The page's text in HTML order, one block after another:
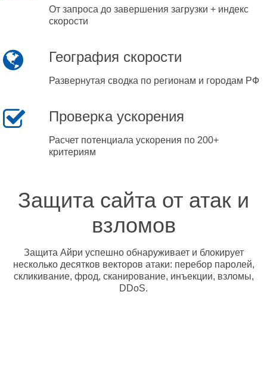
От запроса до завершения загрузки + индекс
скорости
География скорости
Развернутая сводка по регионам и городам РФ
Проверка ускорения
Расчет потенциала ускорения по 200+
критериям
Защита сайта от атак и
взломов
Защита Айри успешно обнаруживает и блокирует
несколько десятков векторов атаки: перебор паролей,
скликивание, фрод, сканирование, инъекции, взломы,
DDoS.